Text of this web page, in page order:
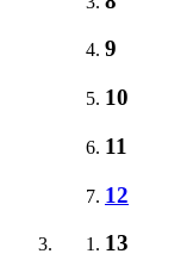
9
10
11
12
13